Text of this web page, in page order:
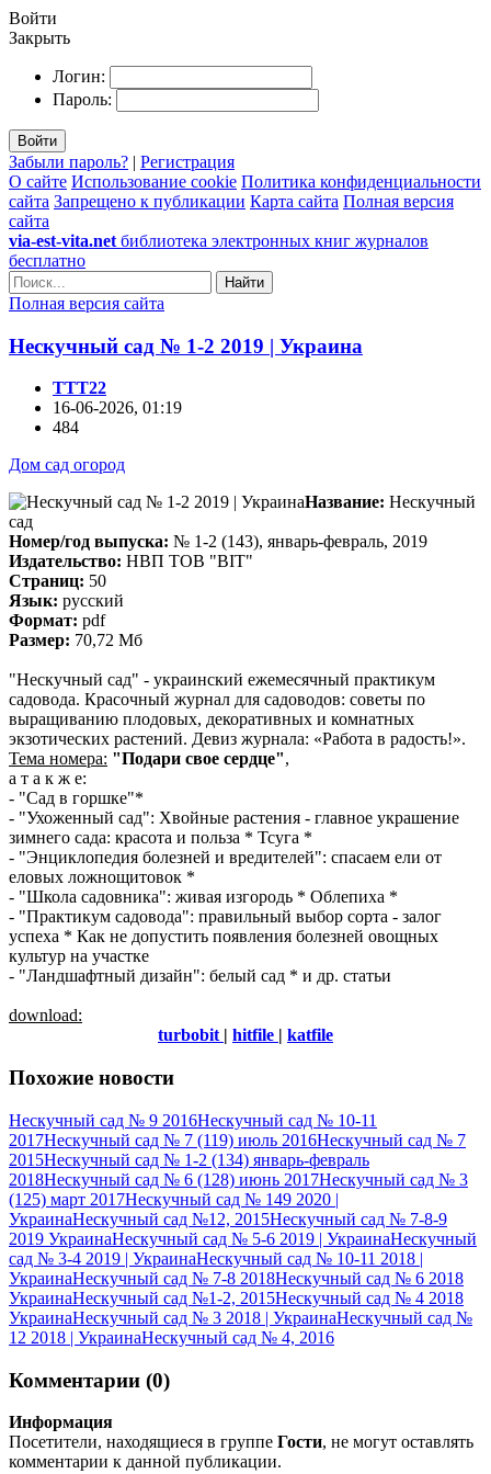
Войти
Закрыть
Логин:
Пароль:
Войти
Забыли пароль? | Регистрация
О сайте Использование cookie Политика конфиденциальности
сайта Запрещено к публикации Карта сайта Полная версия
сайта
via-est-vita.net библиотека электронных книг журналов
бесплатно
Найти
Полная версия сайта
Нескучный сад № 1-2 2019 | Украина
TTT22
16-06-2026, 01:19
484
Дом сад огород
Название: Нескучный
сад
Номер/год выпуска: № 1-2 (143), январь-февраль, 2019
Издательство: НВП ТОВ "ВІТ"
Страниц: 50
Язык: русский
Формат: pdf
Размер: 70,72 Мб
"Нескучный сад" - украинский ежемесячный практикум
садовода. Красочный журнал для садоводов: советы по
выращиванию плодовых, декоративных и комнатных
экзотических растений. Девиз журнала: «Работа в радость!».
Тема номера: "Подари свое сердце",
а т а к ж е:
- "Сад в горшке"*
- "Ухоженный сад": Хвойные растения - главное украшение
зимнего сада: красота и польза * Тсуга *
- "Энциклопедия болезней и вредителей": спасаем ели от
еловых ложнощитовок *
- "Школа садовника": живая изгородь * Облепиха *
- "Практикум садовода": правильный выбор сорта - залог
успеха * Как не допустить появления болезней овощных
культур на участке
- "Ландшафтный дизайн": белый сад * и др. статьи
download:
turbobit | hitfile | katfile
Похожие новости
Нескучный сад № 9 2016Нескучный сад № 10-11
2017Нескучный сад № 7 (119) июль 2016Нескучный сад № 7
2015Нескучный сад № 1-2 (134) январь-февраль
2018Нескучный сад № 6 (128) июнь 2017Нескучный сад № 3
(125) март 2017Нескучный сад № 149 2020 |
УкраинаНескучный сад №12, 2015Нескучный сад № 7-8-9
2019 УкраинаНескучный сад № 5-6 2019 | УкраинаНескучный
сад № 3-4 2019 | УкраинаНескучный сад № 10-11 2018 |
УкраинаНескучный сад № 7-8 2018Нескучный сад № 6 2018
УкраинаНескучный сад №1-2, 2015Нескучный сад № 4 2018
УкраинаНескучный сад № 3 2018 | УкраинаНескучный сад №
12 2018 | УкраинаНескучный сад № 4, 2016
Комментарии (0)
Информация
Посетители, находящиеся в группе Гости, не могут оставлять
комментарии к данной публикации.